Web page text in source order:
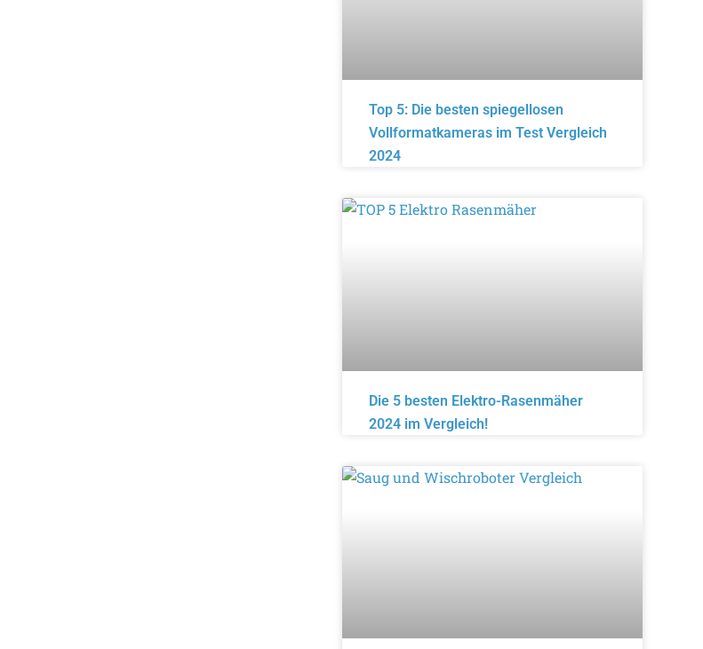
Top 5: Die besten spiegellosen
Vollformatkameras im Test Vergleich
2024
Die 5 besten Elektro-Rasenmäher
2024 im Vergleich!